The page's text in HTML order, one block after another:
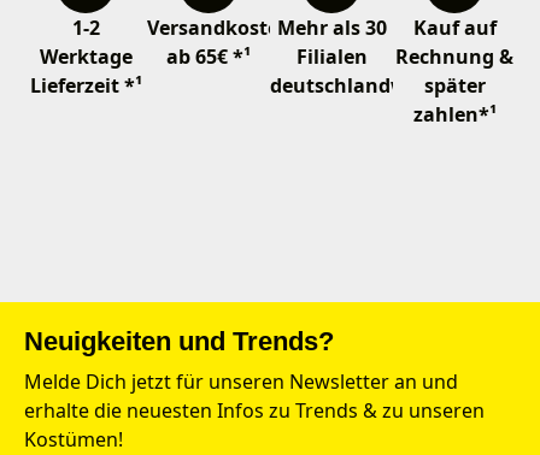
1-2
Werktage
Lieferzeit *¹
Versandkostenfrei
ab 65€ *¹
Mehr als 30
Filialen
deutschlandweit
Kauf auf
Rechnung &
später
zahlen*¹
Neuigkeiten und Trends?
Melde Dich jetzt für unseren Newsletter an und
erhalte die neuesten Infos zu Trends & zu unseren
Kostümen!